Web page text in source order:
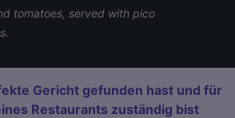
tomatoes, served with pico
Gericht gefunden hast und für
Restaurants zuständig bist